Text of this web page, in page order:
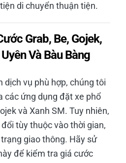
di chuyển thuận tiện.
Grab, Be, Gojek,
Và Bàu Bàng
dịch vụ phù hợp, chúng tôi
các ứng dụng đặt xe phổ
và Xanh SM. Tuy nhiên,
tùy thuộc vào thời gian,
giao thông. Hãy sử
để kiểm tra giá cước